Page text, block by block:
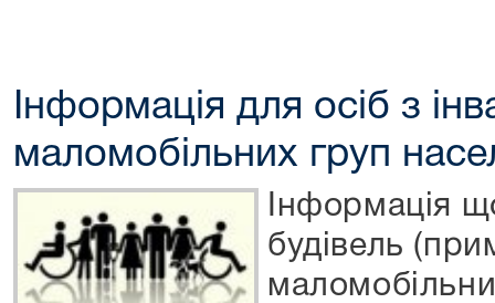
Інформація для осіб з
маломобільних груп
Інформація
будівель